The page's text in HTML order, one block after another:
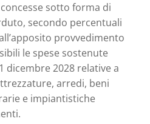
sotto forma di
secondo percentuali
provvedimento
le spese sostenute
dicembre 2028 relative a
arredi, beni
e impiantistiche